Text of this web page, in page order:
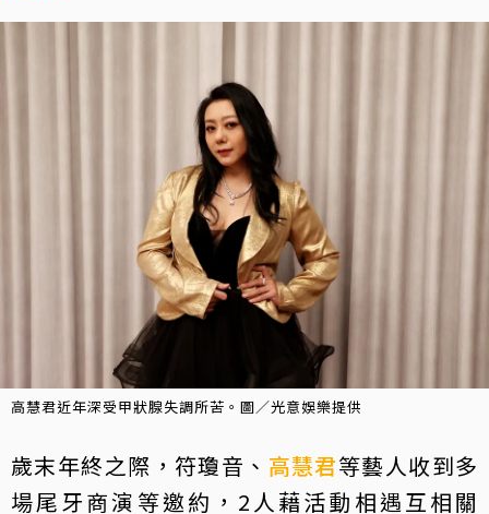
高慧君近年深受甲狀腺失調所苦。圖／光意娛樂提供
歲末年終之際，符瓊音、 高慧君等藝人收到多
場尾牙商演等邀約，2人藉活動相遇互相關